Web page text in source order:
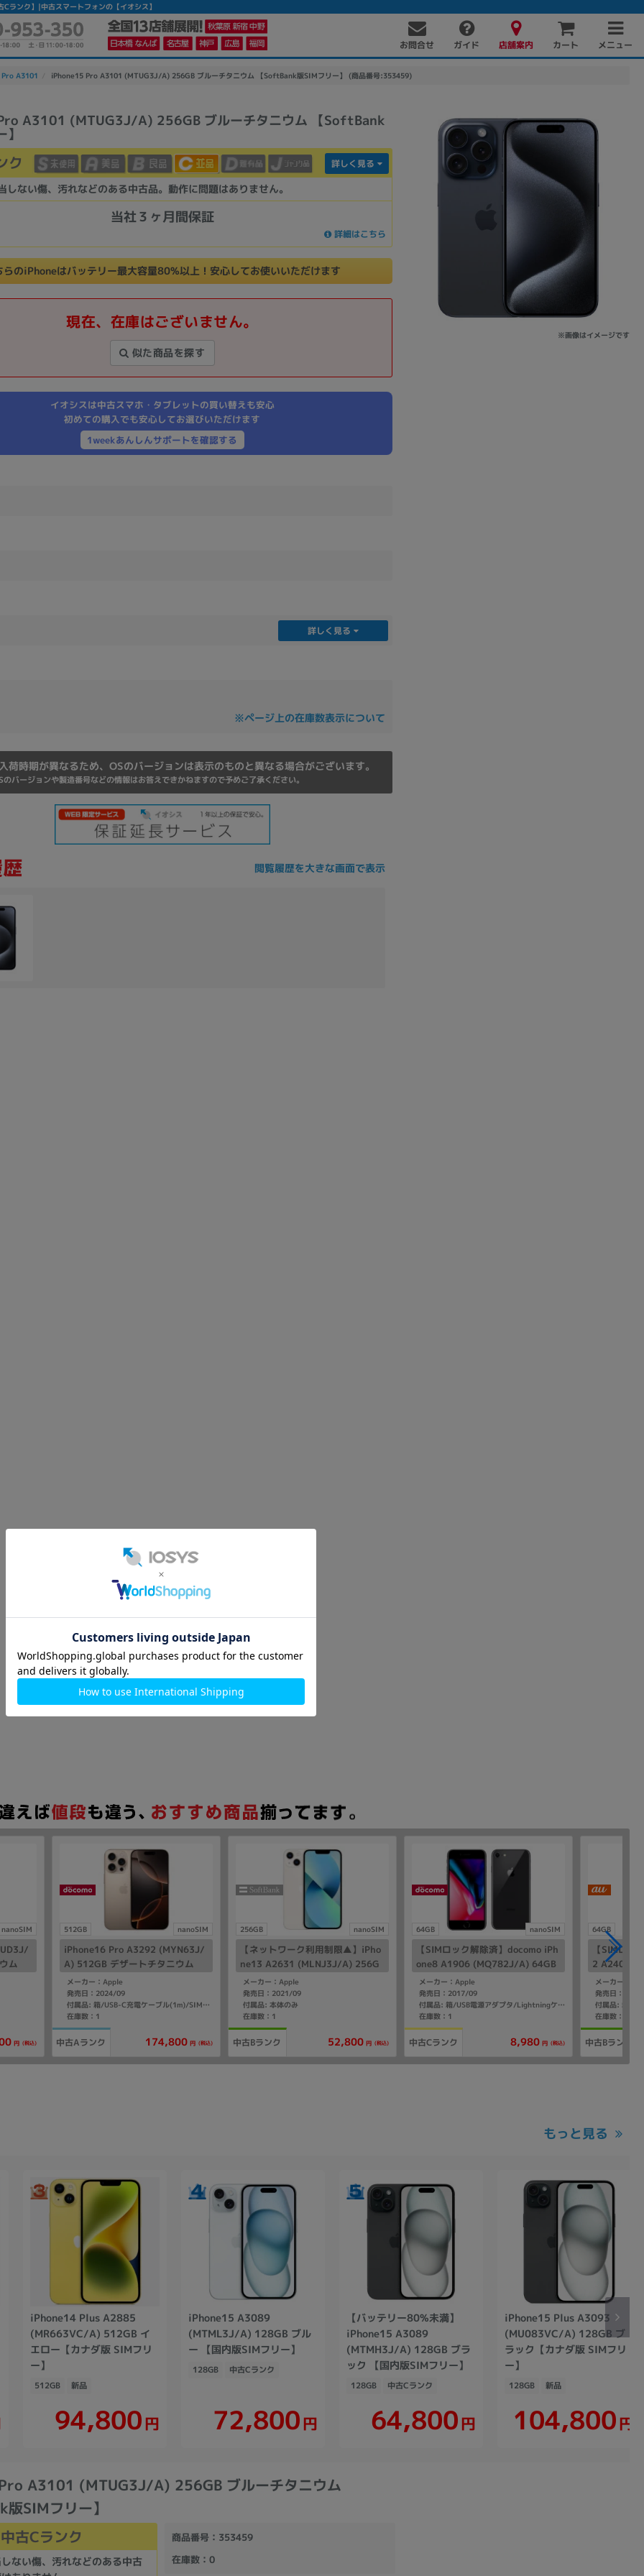
ンク】|中古スマートフォンの【イオシス】
お問合せ ガイド 店舗案内 カート メニュー
A3101 iPhone15 Pro A3101 (MTUG3J/A) 256GB ブルーチタニウム 【SoftBank版SIMフリー】 (商品番号:353459)
A3101 (MTUG3J/A) 256GB ブルーチタニウム 【SoftBank
※画像はイメージです
ク
しない傷、汚れなどのある中古品。動作に問題はありません。
詳しく見る
当社３ヶ月間保証
詳細はこちら
らのiPhoneはバッテリー最大容量80%以上！安心してお使いいただけます
現在、在庫はございません。
似た商品を探す
イオシスは中古スマホ・タブレットの買い替えも安心
初めての購入でも安心してお選びいただけます
1weekあんしんサポートを確認する
詳しく見る
※ページ上の在庫数表示について
荷時期が異なるため、OSのバージョンは表示のものと異なる場合がございます。
のバージョンや製造番号などの情報はお答えできかねますので予めご了承ください。
閲覧履歴を大きな画面で表示
nanoSIM
ム
円 (税込)
512GB nanoSIM
iPhone16 Pro A3292 (MYN63J/
A) 512GB デザートチタニウム
【docomo版SIMフリー】
メーカー：Apple
発売日：2024/09
付属品: 箱/USB-C充電ケーブル(1m)/SIMカードツール
在庫数：1
中古Aランク 174,800 円 (税込)
256GB nanoSIM
【ネットワーク利用制限▲】iPho
ne13 A2631 (MLNJ3J/A) 256G
B スターライト 【SoftBank版SI
Mフリー】
メーカー：Apple
発売日：2021/09
付属品: 本体のみ
在庫数：1
中古Bランク 52,800 円 (税込)
64GB nanoSIM
【SIMロック解除済】docomo iPh
one8 A1906 (MQ782J/A) 64GB
スペースグレイ
メーカー：Apple
発売日：2017/09
付属品: 箱/USB電源アダプタ/Lightningケーブル/イヤホン(Lightningコネクタ)/SIMカードツール/マニュアル
在庫数：1
中古Cランク 8,980 円 (税込)
64GB
【SIMロッ
2 A2402
ラック
メーカー：
発売日：
在庫数：1
中古Bランク
もっと見る
iPhone14 Plus A2885
(MR663VC/A) 512GB イ
エロー【カナダ版 SIMフリ
ー】
512GB 新品
94,800円
iPhone15 A3089
(MTML3J/A) 128GB ブル
ー 【国内版SIMフリー】
128GB 中古Cランク
72,800円
【バッテリー80%未満】
iPhone15 A3089
(MTMH3J/A) 128GB ブラ
ック 【国内版SIMフリー】
128GB 中古Cランク
64,800円
iPhone15 Plus A3093
(MU083VC/A) 128GB ブ
ラック【カナダ版 SIMフリ
ー】
128GB 新品
104,800円
A3101 (MTUG3J/A) 256GB ブルーチタニウム
SIMフリー】
中古Cランク
ない傷、汚れなどのある中古
商品番号：353459
在庫数：0
カテゴリー
ノートPC デスクPC
メーカー
Apple SONY
Asus HP
ドライブ
Ryzen 7
その他
~
モニタサイズ
~